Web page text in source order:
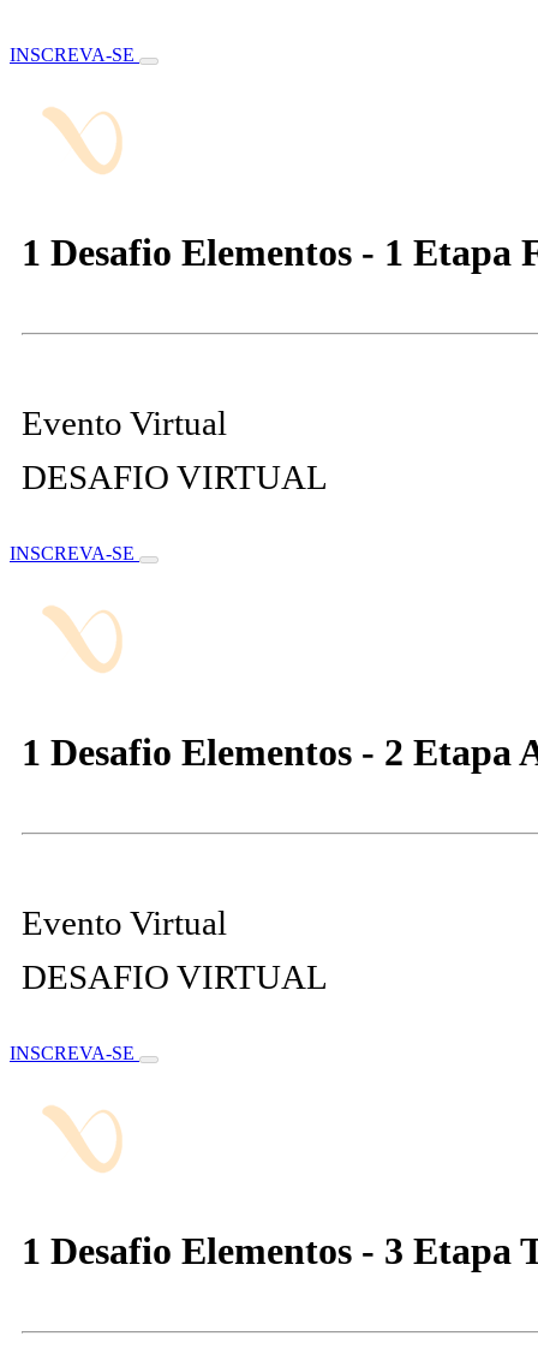
INSCREVA-SE
1 Desafio Elementos - 1 Etapa
Evento Virtual
DESAFIO VIRTUAL
INSCREVA-SE
1 Desafio Elementos - 2 Etapa
Evento Virtual
DESAFIO VIRTUAL
INSCREVA-SE
1 Desafio Elementos - 3 Etapa